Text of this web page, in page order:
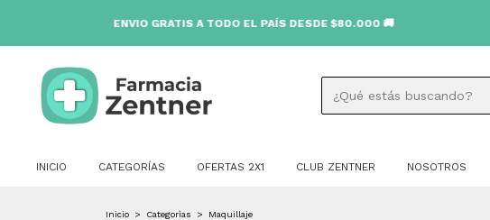
ENVIO GRATIS A TODO EL PAÍS DESDE $80.000 🚚
INICIO CATEGORÍAS OFERTAS 2X1 CLUB ZENTNER NOSOTROS
Inicio > Categorìas > Maquillaje